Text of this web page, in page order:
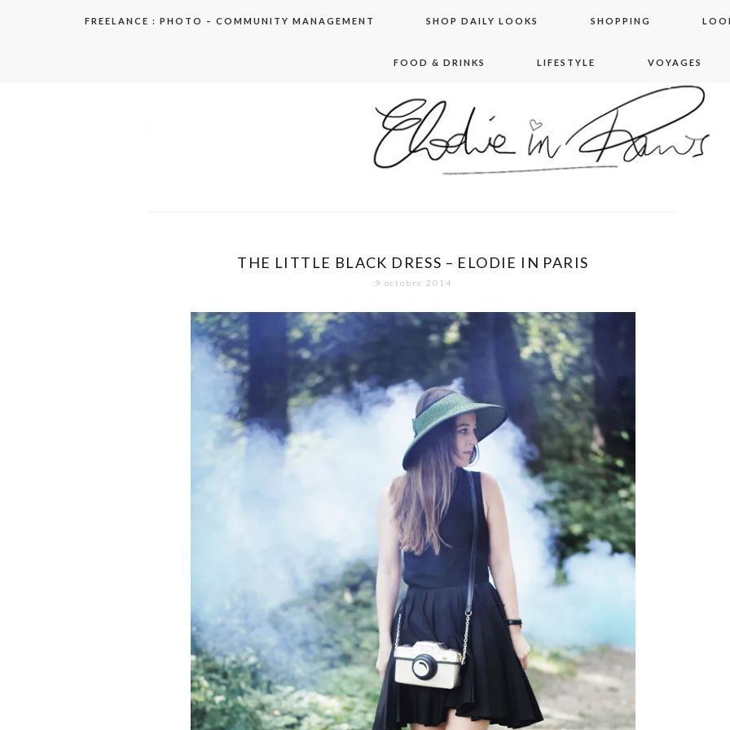
FREELANCE : PHOTO – COMMUNITY MANAGEMENT SHOP DAILY LOOKS SHOPPING
FOOD & DRINKS LIFESTYLE VOYAGES
elodie in paris
THE LITTLE BLACK DRESS – ELODIE IN PARIS
9 octobre 2014